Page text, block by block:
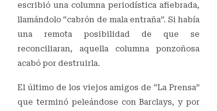
escribió una columna periodística afiebrada,
llamándolo “cabrón de mala entraña”. Si había
una remota posibilidad de que se
reconciliaran, aquella columna ponzoñosa
acabó por destruirla.
El último de los viejos amigos de “La Prensa”
que terminó peleándose con Barclays, y por